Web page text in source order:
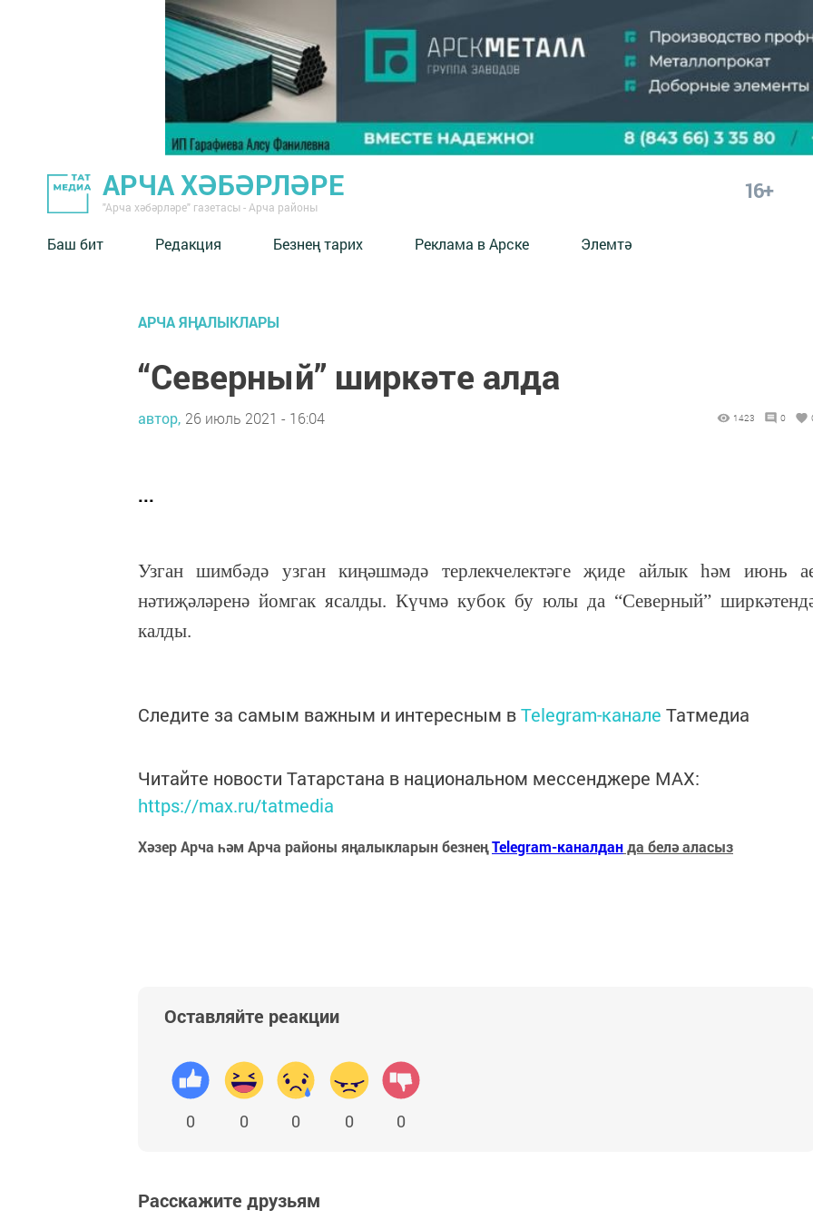
АРЧА ХӘБӘРЛӘРЕ
"Арча хәбәрләре" газетасы - Арча районы
16+
Баш бит Редакция Безнең тарих Реклама в Арске Элемтә
АРЧА ЯҢАЛЫКЛАРЫ
“Северный” ширкәте алда
автор, 26 июль 2021 - 16:04 1423 0
...
Узган шимбәдә узган киңәшмәдә терлекчелектәге җиде айлык һәм июнь
нәтиҗәләренә йомгак ясалды. Күчмә кубок бу юлы да “Северный”
калды.
Следите за самым важным и интересным вTelegram-канале Татмедиа
Читайте новости Татарстана в национальном мессенджере MАХ:
https://max.ru/tatmedia
Хәзер Арча һәм Арча районы яңалыкларын безнеңTelegram-каналданда белә аласыз
Оставляйте реакции
0 0 0 0 0
Расскажите друзьям